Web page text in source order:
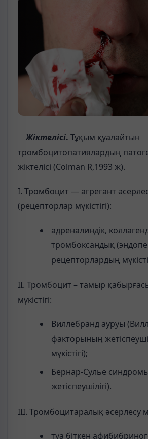
Жіктелісі. Тұқым қуалайтын
тромбоцитопатиялардың
жіктелісі (Colman R,1993 ж).
І. Тромбоцит — агрегант
(рецепторлар мүкістігі):
адреналиндік,
тромбоксандық
рецепторлардың
ІІ. Тромбоцит – тамыр
мүкістігі:
Виллебранд ауруы
факторының
мүкістігі);
Бернар-Сулье
жетіспеушілігі).
ІІІ. Тромбоцитаралық әсерлесу
туа біткен